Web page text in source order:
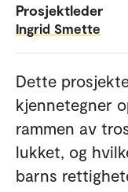
Prosjektleder
Ingrid Smette
Dette
kjennetegner
rammen av
lukket, og
barns